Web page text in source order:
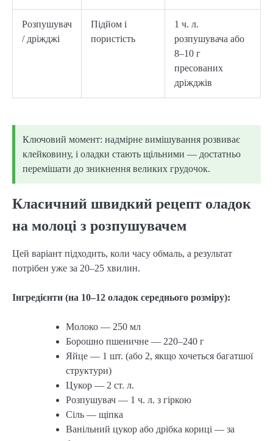
Розпушувач
/ дріжджі
Підйом і
пористість
1 ч. л.
розпушувача або
8–10 г
пресованих
дріжджів
Ключовий момент: надмірне вимішування розвиває
клейковину, і оладки стають щільними — достатньо
перемішати до зникнення великих грудочок.
Класичний швидкий рецепт оладок
на молоці з розпушувачем
Цей варіант підходить, коли часу обмаль, а результат
потрібен уже за 20–25 хвилин.
Інгредієнти (на 10–12 оладок середнього розміру):
Молоко — 250 мл
Борошно пшеничне — 220–240 г
Яйце — 1 шт. (або 2, якщо хочеться багатшої
структури)
Цукор — 2 ст. л.
Розпушувач — 1 ч. л. з гіркою
Сіль — щіпка
Ванільний цукор або дрібка кориці — за